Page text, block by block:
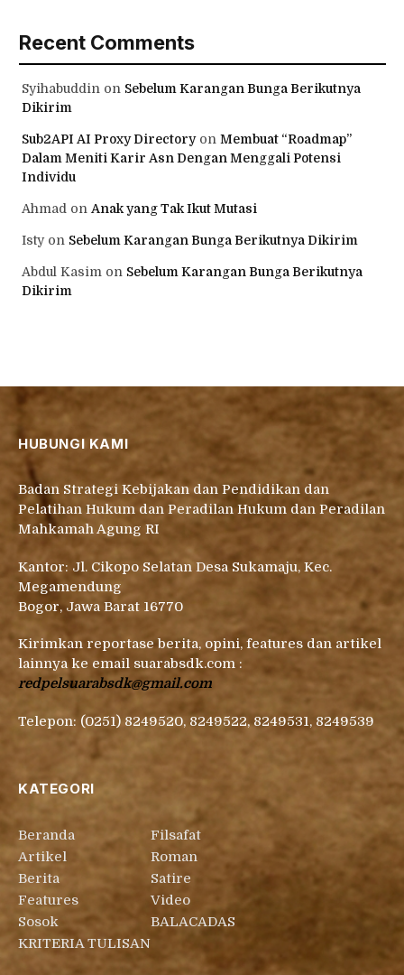
Recent Comments
Syihabuddin on Sebelum Karangan Bunga Berikutnya
Dikirim
Sub2API AI Proxy Directoryon Membuat “Roadmap”
Dalam Meniti Karir Asn Dengan Menggali Potensi
Individu
Ahmad on Anak yang Tak Ikut Mutasi
Istyon Sebelum Karangan Bunga Berikutnya Dikirim
Abdul Kasim on Sebelum Karangan Bunga Berikutnya
Dikirim
HUBUNGI KAMI
Badan Strategi Kebijakan dan Pendidikan dan
Pelatihan Hukum dan Peradilan Hukum dan Peradilan
Mahkamah Agung RI
Kantor: Jl. Cikopo Selatan Desa Sukamaju, Kec.
Megamendung
Bogor, Jawa Barat 16770
Kirimkan reportase berita, opini, features dan artikel
lainnya ke email suarabsdk.com :
redpelsuarabsdk@gmail.com
Telepon: (0251) 8249520, 8249522, 8249531, 8249539
KATEGORI
Beranda
Artikel
Berita
Features
Sosok
KRITERIA TULISAN
Filsafat
Roman
Satire
Video
BALACADAS